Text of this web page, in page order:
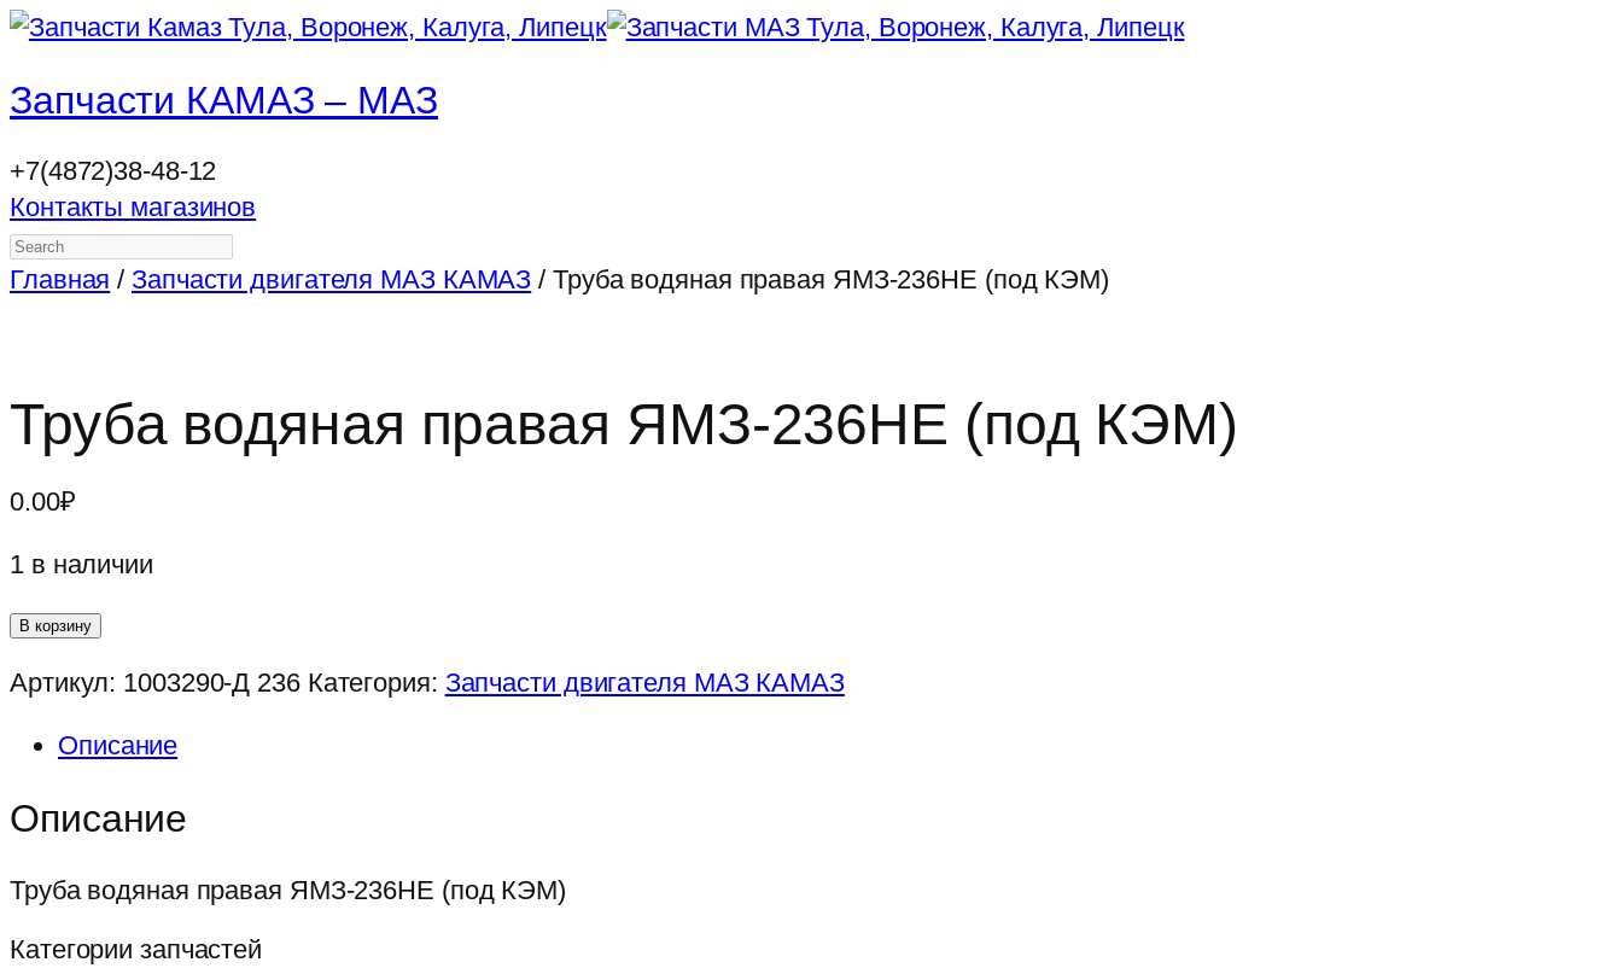
Запчасти КАМАЗ – МАЗ
+7(4872)38-48-12
Контакты магазинов
Search
Главная / Запчасти двигателя МАЗ КАМАЗ / Труба водяная правая ЯМЗ-236НЕ (под КЭМ)
Труба водяная правая ЯМЗ-236НЕ (под КЭМ)
0.00₽
1 в наличии
Количество
Труба
водяная
правая
ЯМЗ-236НЕ
(под
КЭМ)
В корзину
Артикул: 1003290-Д 236 Категория: Запчасти двигателя МАЗ КАМАЗ
Описание
Описание
Труба водяная правая ЯМЗ-236НЕ (под КЭМ)
Категории запчастей